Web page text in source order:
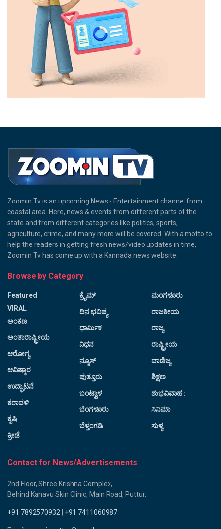
Zoomin Tv is an upcoming News - Entertainment channel from
coastal area. Here, news & events from different parts of the
state and from different categories like politics, sports,
agriculture, crime, and many more will be covered. With a motto to
help the readers in getting fresh news/video updates in time,
Zoomin Tv has come up with a Kannada news website.
Browse by Category
Featured
VIRAL
ಅಂಕಣ
ಅಂತಾರಾಷ್ಟ್ರೀಯ
ಆರೋಗ್ಯ
ಆವಿಷ್ಕಾರ
ಉದ್ಘಾಟನೆ
ಕರಾವಳಿ
ಕೃಷಿ
ಕ್ರೀಡೆ
ಕ್ರೈಮ್
ದಿನ ಭವಿಷ್ಯ
ಧಾರ್ಮಿಕ
ನಿಧನ
ನ್ಯೂಸ್
ಪುತ್ತೂರು
ಬಂಟ್ವಾಳ
ಬೆಂಗಳೂರು
ಬೆಳ್ತಂಗಡಿ
ಮಂಗಳೂರು
ರಾಜಕೀಯ
ರಾಜ್ಯ
ರಾಷ್ಟ್ರೀಯ
ವಾಣಿಜ್ಯ
ಶಿಕ್ಷಣ
ಶುಭವಿವಾಹ :
ಸಿನಿಮಾ
ಸುಳ್ಯ
Contact for News/Advertisements
2nd Floor, Shree Krishna Complex,
Behind Kanavu Skin Clinic, Main Road, Puttur.
+91 7892570932 +91 7411060987